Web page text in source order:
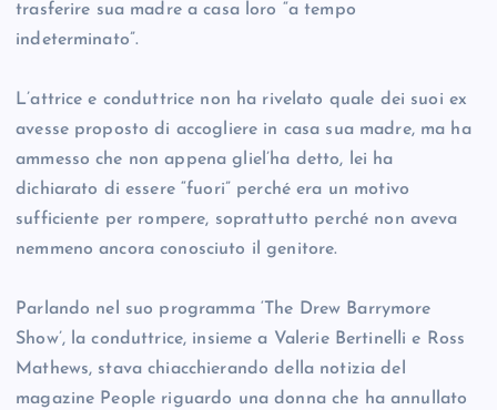
trasferire sua madre a casa loro “a tempo
indeterminato”.
L’attrice e conduttrice non ha rivelato quale dei suoi ex
avesse proposto di accogliere in casa sua madre, ma ha
ammesso che non appena gliel’ha detto, lei ha
dichiarato di essere “fuori” perché era un motivo
sufficiente per rompere, soprattutto perché non aveva
nemmeno ancora conosciuto il genitore.
Parlando nel suo programma ‘The Drew Barrymore
Show’, la conduttrice, insieme a Valerie Bertinelli e Ross
Mathews, stava chiacchierando della notizia del
magazine People riguardo una donna che ha annullato